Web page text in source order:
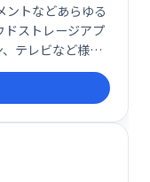
トなどあらゆる
ドストレージアプ
テレビなど様々
のオンライ
ョンを利用すれ
す。大切な思い出
理しましょう。